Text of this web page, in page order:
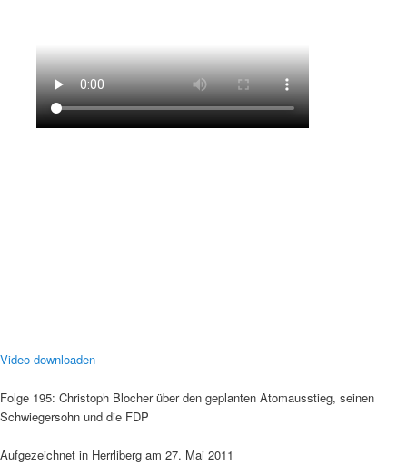
Video downloaden
Folge 195: Christoph Blocher über den geplanten Atomausstieg, seinen
Schwiegersohn und die FDP
Aufgezeichnet in Herrliberg am 27. Mai 2011